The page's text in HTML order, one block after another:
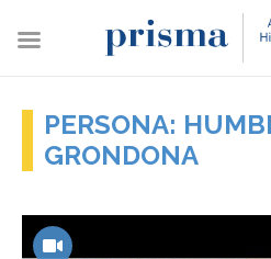
PERSONA:
GRONDONA